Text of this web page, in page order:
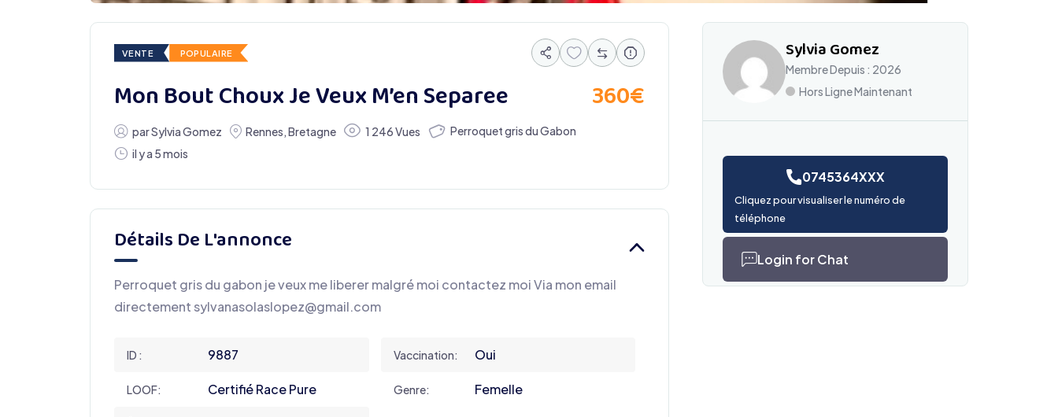
VENTE POPULAIRE
Mon Bout Choux Je Veux M’en Separee 360€
parSylvia Gomez Rennes,Bretagne 1 246 Vues
Perroquet gris du Gabon
il y a 5 mois
Détails De L'annonce
Perroquet gris du gabon je veux me liberer malgré moi contactez moi Via mon email
directement sylvanasolaslopez@gmail.com
ID : 9887 Vaccination: Oui
LOOF: Certifié Race Pure Genre: Femelle
Sylvia Gomez
Membre Depuis : 2026
Hors Ligne Maintenant
0745364XXX
Cliquez pour visualiser le numéro de
téléphone
Login for Chat